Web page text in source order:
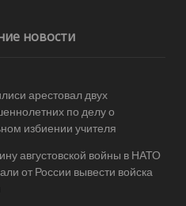
новости
арестовал двух
по делу о
избиении учителя
августовской войны в НАТО
от России вывести войска